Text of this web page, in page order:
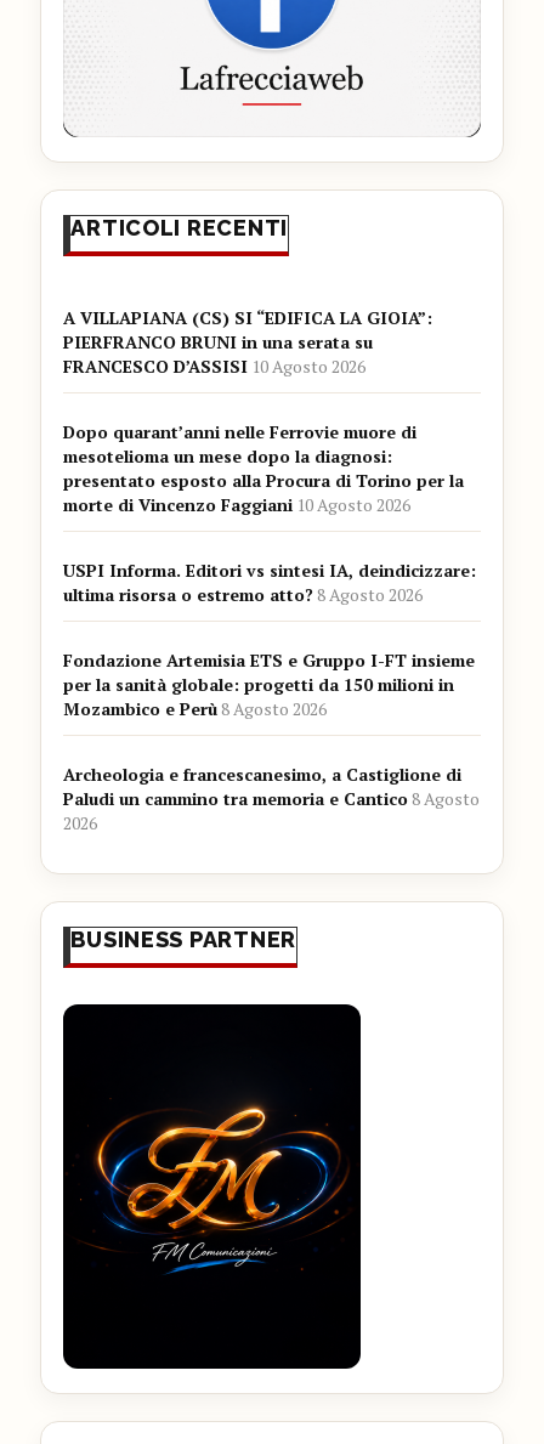
ARTICOLI RECENTI
A VILLAPIANA (CS) SI “EDIFICA LA GIOIA”:
PIERFRANCO BRUNI in una serata su
FRANCESCO D’ASSISI 10 Agosto 2026
Dopo quarant’anni nelle Ferrovie muore di
mesotelioma un mese dopo la diagnosi:
presentato esposto alla Procura di Torino per la
morte di Vincenzo Faggiani 10 Agosto 2026
USPI Informa. Editori vs sintesi IA, deindicizzare:
ultima risorsa o estremo atto?8 Agosto 2026
Fondazione Artemisia ETS e Gruppo I-FT insieme
per la sanità globale: progetti da 150 milioni in
Mozambico e Perù8 Agosto 2026
Archeologia e francescanesimo, a Castiglione di
Paludi un cammino tra memoria e Cantico8 Agosto
2026
BUSINESS PARTNER